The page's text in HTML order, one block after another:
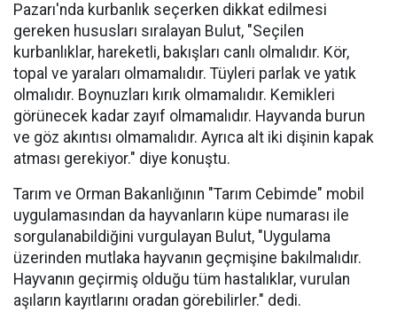
Pazarı'nda kurbanlık seçerken dikkat edilmesi
gereken hususları sıralayan Bulut, "Seçilen
kurbanlıklar, hareketli, bakışları canlı olmalıdır. Kör,
topal ve yaraları olmamalıdır. Tüyleri parlak ve yatık
olmalıdır. Boynuzları kırık olmamalıdır. Kemikleri
görünecek kadar zayıf olmamalıdır. Hayvanda burun
ve göz akıntısı olmamalıdır. Ayrıca alt iki dişinin kapak
atması gerekiyor." diye konuştu.
Tarım ve Orman Bakanlığının "Tarım Cebimde" mobil
uygulamasından da hayvanların küpe numarası ile
sorgulanabildiğini vurgulayan Bulut, "Uygulama
üzerinden mutlaka hayvanın geçmişine bakılmalıdır.
Hayvanın geçirmiş olduğu tüm hastalıklar, vurulan
aşıların kayıtlarını oradan görebilirler." dedi.